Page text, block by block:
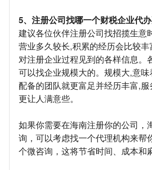
5、注册公司找哪一个财税企业代
建议各位伙伴注册公司找招揽生意
营业多久较长,积累的经历会比较
对注册企业过程见到的各样信息。
可以找企业规模大的。规模大,意
配备的团队就更富足并经历丰富,
更让人满意些。
如果你需要在海南注册你的公司，
询，可以考虑找一个代理机构来帮
个微咨询，这将节省时间、成本和